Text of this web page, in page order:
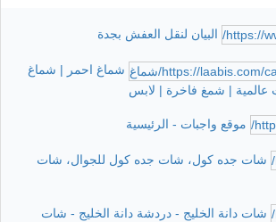
البيان لنقل العفش بجدة
شماغ احمر | شماغ
عالمية | شمغ فاخرة | لابس
موقع واجبات - الرئيسية
شات جده كول، شات جده كول للجوال، شات
شات دانة الخليج - دردشة دانة الخليج - شات